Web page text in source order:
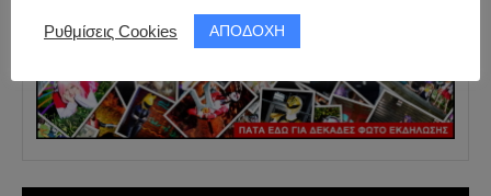
Ρυθμίσεις Cookies ΑΠΟΔΟΧΗ